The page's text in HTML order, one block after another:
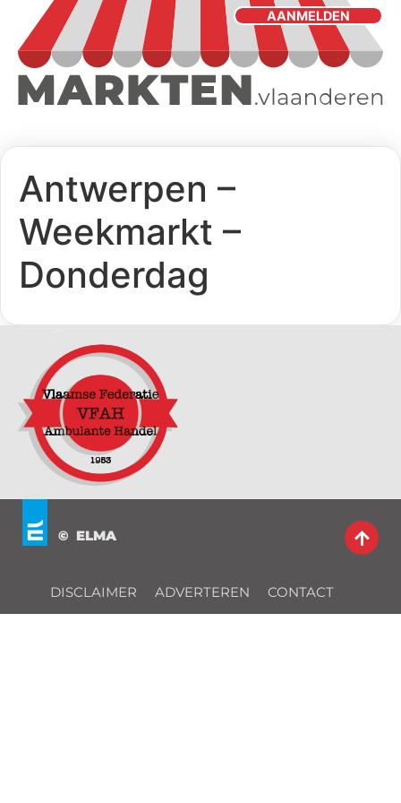
AANMELDEN
Antwerpen –
Weekmarkt –
Donderdag
© ELMA
DISCLAIMER ADVERTEREN CONTACT